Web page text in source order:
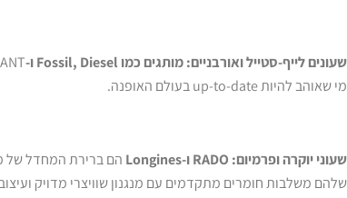
שעונים לייף-סטייל ואורבניים: מותגים כמו Fossil, Diesel ו-
מי שאוהב להיות up-to-date בעולם האופנה.
שעוני יוקרה ופרמיום: RADO ו- Longines הם ברירת המחדל של
שלהם משלבות חומרים מתקדמים עם מנגנון שוויצרי מדויק